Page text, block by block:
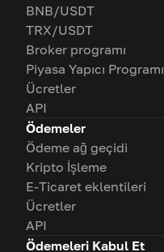
BNB/USDT
TRX/USDT
Broker programı
Piyasa Yapıcı Programı
Ücretler
API
Ödemeler
Ödeme ağ geçidi
Kripto İşleme
E-Ticaret eklentileri
Ücretler
API
Ödemeleri Kabul Et